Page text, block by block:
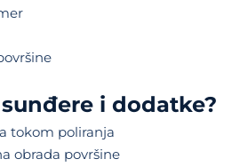
i dodatke?
tokom poliranja
obrada površine